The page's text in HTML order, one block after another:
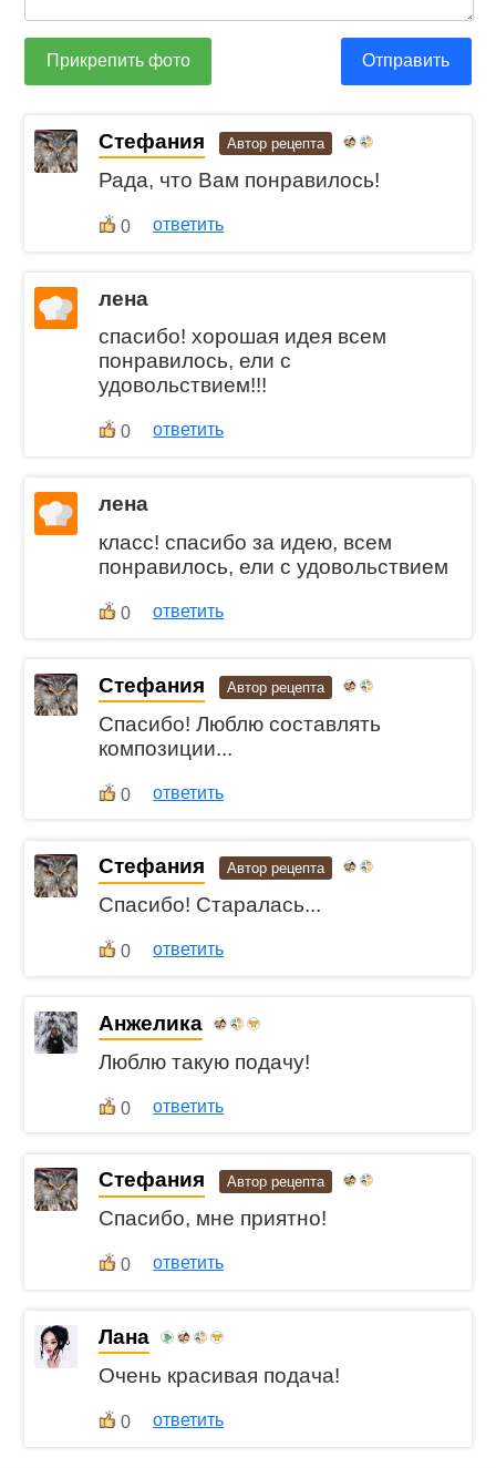
Прикрепить фото Отправить
Стефания Автор рецепта
Рада, что Вам понравилось!
0 ответить
лена
спасибо! хорошая идея всем
понравилось, ели с
удовольствием!!!
0 ответить
лена
класс! спасибо за идею, всем
понравилось, ели с удовольствием
0 ответить
Стефания Автор рецепта
Спасибо! Люблю составлять
композиции...
0 ответить
Стефания Автор рецепта
Спасибо! Старалась...
0 ответить
Анжелика
Люблю такую подачу!
0 ответить
Стефания Автор рецепта
Спасибо, мне приятно!
0 ответить
Лана
Очень красивая подача!
0 ответить